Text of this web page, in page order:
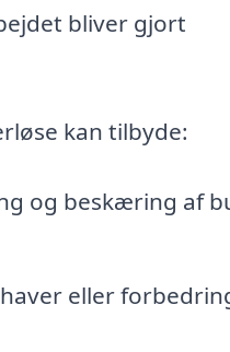
bliver gjort
kan tilbyde:
og beskæring af
eller